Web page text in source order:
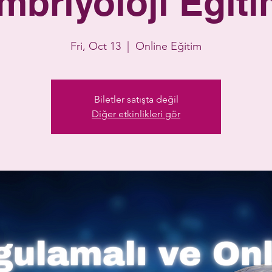
Fri, Oct 13 Online Eğitim
Biletler satışta değil
Diğer etkinlikleri gör